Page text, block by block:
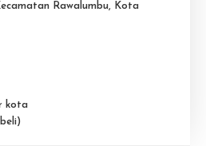
Rawalumbu, Kota
kota